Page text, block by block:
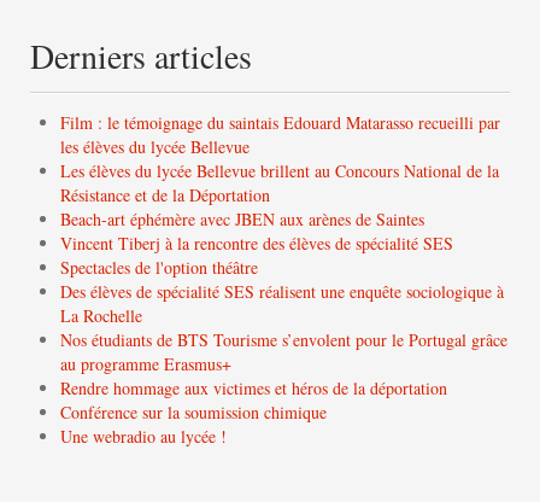
Derniers articles
Film : le témoignage du saintais Edouard Matarasso recueilli par
les élèves du lycée Bellevue
Les élèves du lycée Bellevue brillent au Concours National de la
Résistance et de la Déportation
Beach-art éphémère avec JBEN aux arènes de Saintes
Vincent Tiberj à la rencontre des élèves de spécialité SES
Spectacles de l'option théâtre
Des élèves de spécialité SES réalisent une enquête sociologique à
La Rochelle
Nos étudiants de BTS Tourisme s’envolent pour le Portugal grâce
au programme Erasmus+
Rendre hommage aux victimes et héros de la déportation
Conférence sur la soumission chimique
Une webradio au lycée !